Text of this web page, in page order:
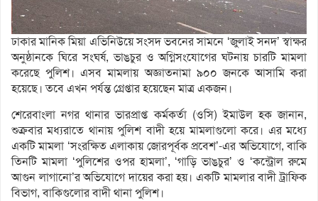
ঢাকার মানিক মিয়া এভিনিউয়ে সংসদ ভবনের সামনে ‘জুলাই সনদ’ স্বাক্ষর
অনুষ্ঠানকে ঘিরে সংঘর্ষ, ভাঙচুর ও অগ্নিসংযোগের ঘটনায় চারটি মামলা
করেছে পুলিশ। এসব মামলায় অজ্ঞাতনামা ৯০০ জনকে আসামি করা
হয়েছে। তবে এখন পর্যন্ত গ্রেপ্তার হয়েছেন মাত্র একজন।
শেরেবাংলা নগর থানার ভারপ্রাপ্ত কর্মকর্তা (ওসি) ইমাউল হক জানান,
শুক্রবার মধ্যরাতে থানায় পুলিশ বাদী হয়ে মামলাগুলো করে। এর মধ্যে
একটি মামলা ‘সংরক্ষিত এলাকায় জোরপূর্বক প্রবেশ’-এর অভিযোগে, বাকি
তিনটি মামলা ‘পুলিশের ওপর হামলা’, ‘গাড়ি ভাঙচুর’ ও ‘কন্ট্রোল রুমে
আগুন লাগানো’র অভিযোগে দায়ের করা হয়। একটি মামলার বাদী ট্রাফিক
বিভাগ, বাকিগুলোর বাদী থানা পুলিশ।